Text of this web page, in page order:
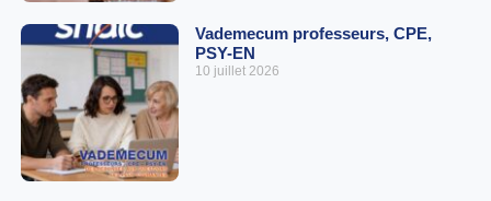
Vademecum professeurs, CPE,
PSY-EN
10 juillet 2026